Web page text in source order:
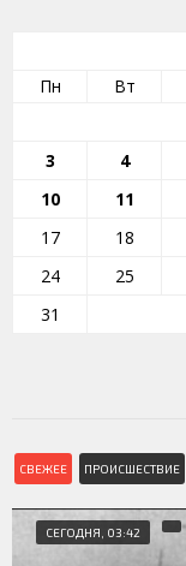
Пн
Вт
3
4
10
11
17
18
24
25
31
СВЕЖЕЕ ПРОИСШЕСТВИЕ
СЕГОДНЯ, 03:42